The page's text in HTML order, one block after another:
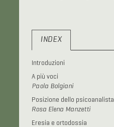
INDEX
Introduzioni
A più voci
Paola Bolgiani
Posizione dello psicoanalista
Rosa Elena Manzetti
Eresia e ortodossia